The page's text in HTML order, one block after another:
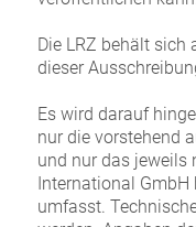
Die LRZ behält
dieser
Es wird darauf
nur die vorstehend
und nur das jeweils
International
umfasst.